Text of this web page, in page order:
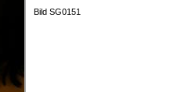
Bild SG0151